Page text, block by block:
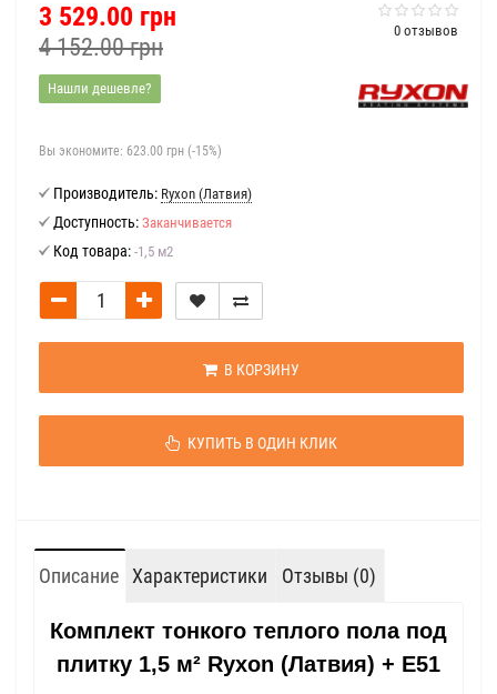
0 отзывов
3 529.00 грн
4 152.00 грн
Нашли дешевле?
Вы экономите: 623.00 грн (-15%)
Производитель: Ryxon (Латвия)
Доступность: Заканчивается
Код товара: -1,5 м2
В КОРЗИНУ
КУПИТЬ В ОДИН КЛИК
Описание Характеристики Отзывы (0)
Комплект тонкого теплого пола под
плитку 1,5 м² Ryxon (Латвия) + E51